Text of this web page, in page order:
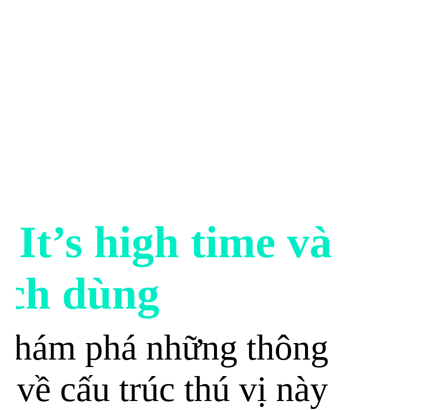
high time và
dùng
phá những thông
về cấu trúc thú vị này